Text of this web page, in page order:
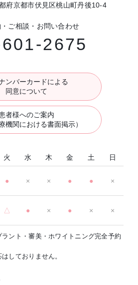
京都市伏見区桃山町丹後10-4
・ご相談・お問い合わせ
2675
ンバーカードによる
同意について
者様へのご案内
機関における書面掲示）
火 水 木 金 土 日
● × × ● ● ×
△ ● × ● × ×
ント・審美・ホワイトニング完全予約
しておりません。